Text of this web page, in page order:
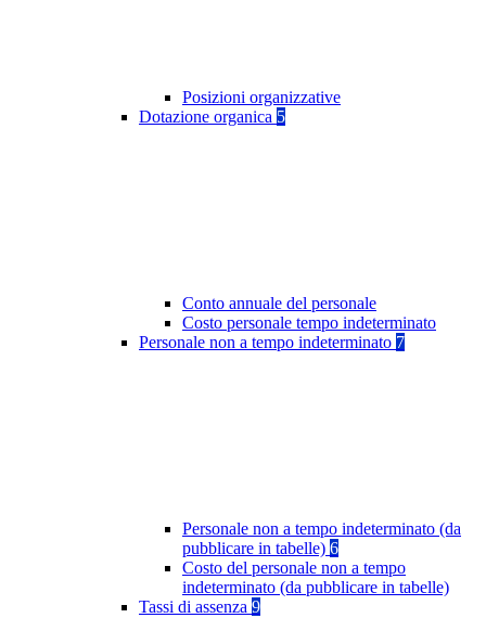
Posizioni organizzative
Dotazione organica 5
Conto annuale del personale
Costo personale tempo indeterminato
Personale non a tempo indeterminato 7
Personale non a tempo indeterminato (da
pubblicare in tabelle) 6
Costo del personale non a tempo
indeterminato (da pubblicare in tabelle)
Tassi di assenza 9